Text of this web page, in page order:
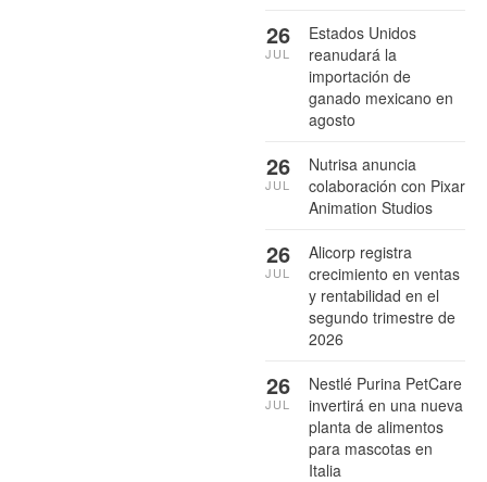
Estados Unidos
reanudará la
importación de
ganado mexicano en
agosto
26
JUL
Nutrisa anuncia
colaboración con Pixar
Animation Studios
26
JUL
Alicorp registra
crecimiento en ventas
y rentabilidad en el
segundo trimestre de
2026
26
JUL
Nestlé Purina PetCare
invertirá en una nueva
planta de alimentos
para mascotas en
Italia
26
JUL